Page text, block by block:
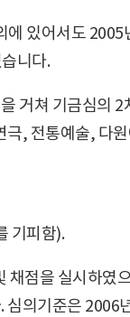
있어서도 2005
니다.
거쳐 기금심의 2
, 전통예술, 다
기피함).
채점을 실시하였
의기준은 2006